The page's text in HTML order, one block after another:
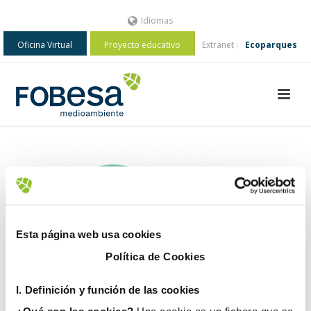
Esta página web usa cookies
Política de Cookies
I. Definición y función de las cookies
Idiomas
Oficina Virtual Proyecto educativo Extranet Ecoparques